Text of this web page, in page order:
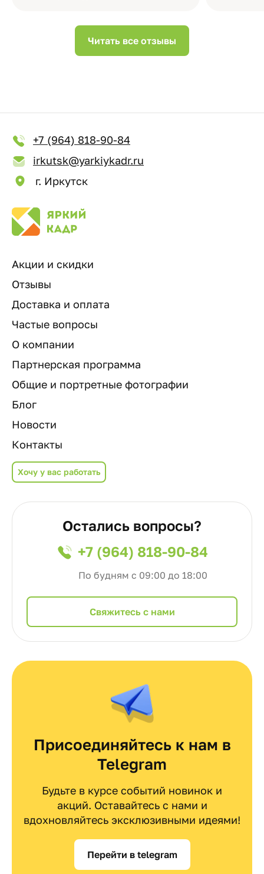
Читать все отзывы
+7 (964) 818-90-84
irkutsk@yarkiykadr.ru
г. Иркутск
Акции и скидки
Отзывы
Доставка и оплата
Частые вопросы
О компании
Партнерская программа
Общие и портретные фотографии
Блог
Новости
Контакты
Хочу у вас работать
Остались вопросы?
+7 (964) 818-90-84
По будням с 09:00 до 18:00
Cвяжитесь с нами
Присоединяйтесь к нам в
Telegram
Будьте в курсе событий новинок и
акций. Оставайтесь с нами и
вдохновляйтесь эксклюзивными идеями!
Перейти в telegram